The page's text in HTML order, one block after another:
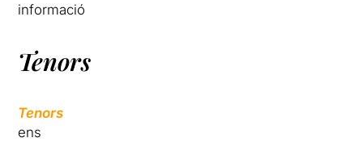
informació
Tenors
Tenors
ens